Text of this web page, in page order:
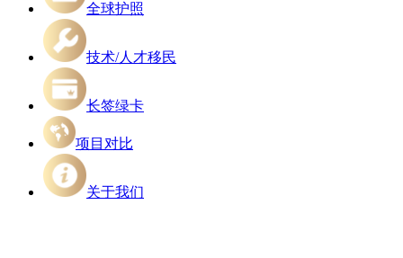
全球护照
技术/人才移民
长签绿卡
项目对比
关于我们